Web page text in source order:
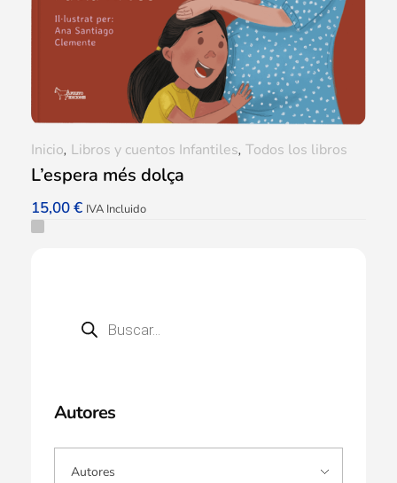
L’espera més dolça
15,00€ IVA Incluido
Inicio, Libros y cuentos Infantiles, Todos los libros
Autores